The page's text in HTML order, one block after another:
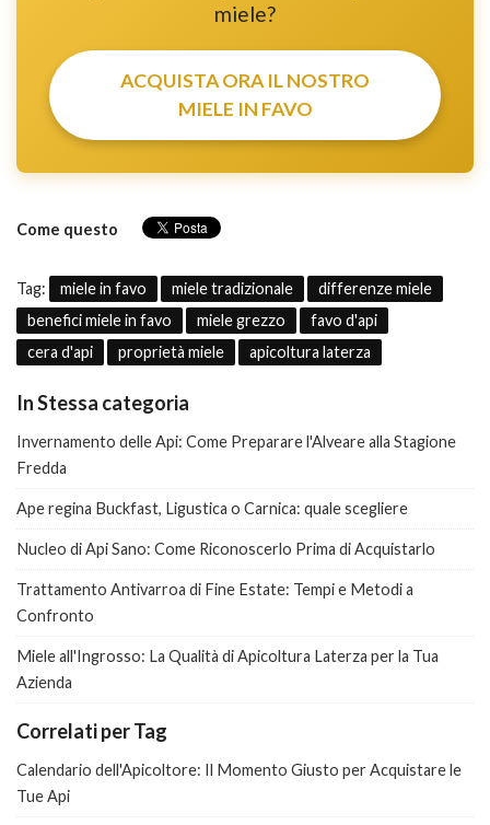
miele?
ACQUISTA ORA IL NOSTRO
MIELE IN FAVO
Come questo
Tag: miele in favo miele tradizionale
differenze miele
benefici miele in favo
miele grezzo
favo d'api
cera d'api
proprietà miele apicoltura laterza
In Stessa categoria
Invernamento delle Api: Come Preparare l'Alveare alla Stagione
Fredda
Ape regina Buckfast, Ligustica o Carnica: quale scegliere
Nucleo di Api Sano: Come Riconoscerlo Prima di Acquistarlo
Trattamento Antivarroa di Fine Estate: Tempi e Metodi a
Confronto
Miele all'Ingrosso: La Qualità di Apicoltura Laterza per la Tua
Azienda
Correlati per Tag
Calendario dell'Apicoltore: Il Momento Giusto per Acquistare le
Tue Api